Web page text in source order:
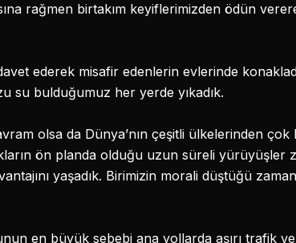
rağmen birtakım keyiflerimizden ödün
ederek misafir edenlerin evlerinde
su bulduğumuz her yerde yıkadık.
olsa da Dünya’nın çeşitli ülkelerinden çok
ön planda olduğu uzun süreli yürüyüşler
yaşadık. Birimizin morali düştüğü
en büyük sebebi ana yollarda aşırı trafik